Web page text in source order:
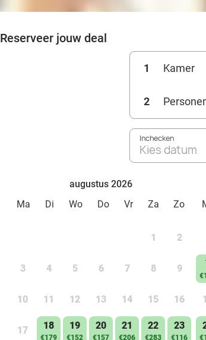
Reserveer jouw deal
1 Kamer
2
Inchecken
Kies datum
augustus 2026
Ma
Di Wo Do Vr Za Zo
1 2
3 4 5 6 7 8 9
10 11 12 13 14 15 16
17 18
€179
19
€152
20
€157
21
€206
22
€283
23
€116